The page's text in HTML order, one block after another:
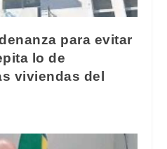
para evitar
lo de
viviendas del